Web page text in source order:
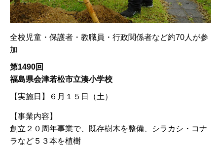
全校児童・保護者・教職員・行政関係者など約70人が参
加
第1490回
福島県会津若松市立湊小学校
【実施日】 ６月１５日（土）
【事業内容】
創立２０周年事業で、既存樹木を整備、シラカシ・コナ
ラなど５３本を植樹